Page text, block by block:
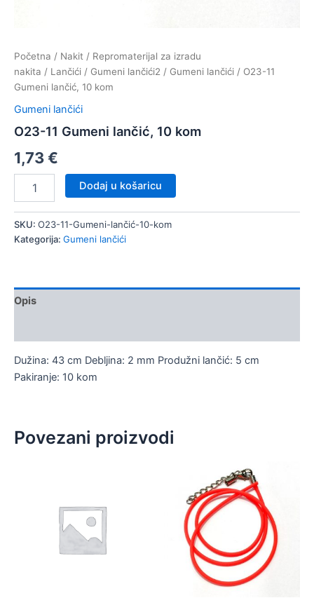
Početna / Nakit / Repromaterijal za izradu
nakita / Lančići / Gumeni lančići2 / Gumeni lančići / O23-11
Gumeni lančić, 10 kom
Gumeni lančići
O23-11 Gumeni lančić, 10 kom
1,73€
lančić,
10
Dodaj u košaricu
SKU: O23-11-Gumeni-lančić-10-kom
Kategorija: Gumeni lančići
Opis
Dužina: 43 cm Debljina: 2 mm Produžni lančić: 5 cm
Pakiranje: 10 kom
Povezani proizvodi